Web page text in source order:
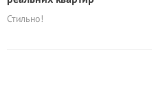
Стильно!